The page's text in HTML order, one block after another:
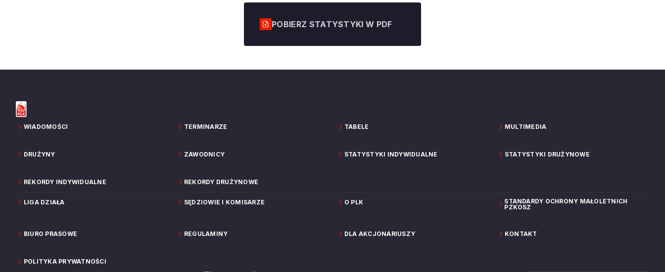
POBIERZ STATYSTYKI W PDF
WIADOMOŚCI TERMINARZE TABELE MULTIMEDIA
DRUŻYNY ZAWODNICY STATYSTYKI INDYWIDUALNE STATYSTYKI DRUŻYNOWE
REKORDY INDYWIDUALNE REKORDY DRUŻYNOWE
LIGA DZIAŁA SĘDZIOWIE I KOMISARZE O PLK
STANDARDY OCHRONY MAŁOLETNICH
PZKOSZ
BIURO PRASOWE REGULAMINY DLA AKCJONARIUSZY KONTAKT
POLITYKA PRYWATNOŚCI